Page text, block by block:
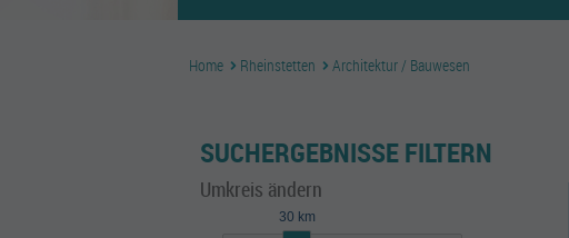
Home Rheinstetten Architektur / Bauwesen
SUCHERGEBNISSE FILTERN
Umkreis ändern
30 km